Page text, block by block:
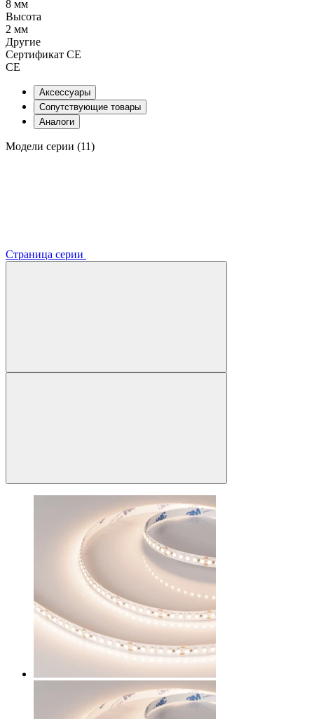
8 мм
Высота
2 мм
Другие
Сертификат CE
CE
Аксессуары
Сопутствующие товары
Аналоги
Модели серии (11)
Страница серии